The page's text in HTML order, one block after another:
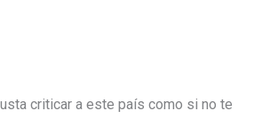
criticar a este país como si no te